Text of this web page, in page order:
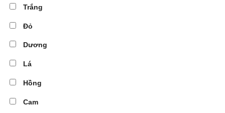
Trắng
Đỏ
Dương
Lá
Hồng
Cam